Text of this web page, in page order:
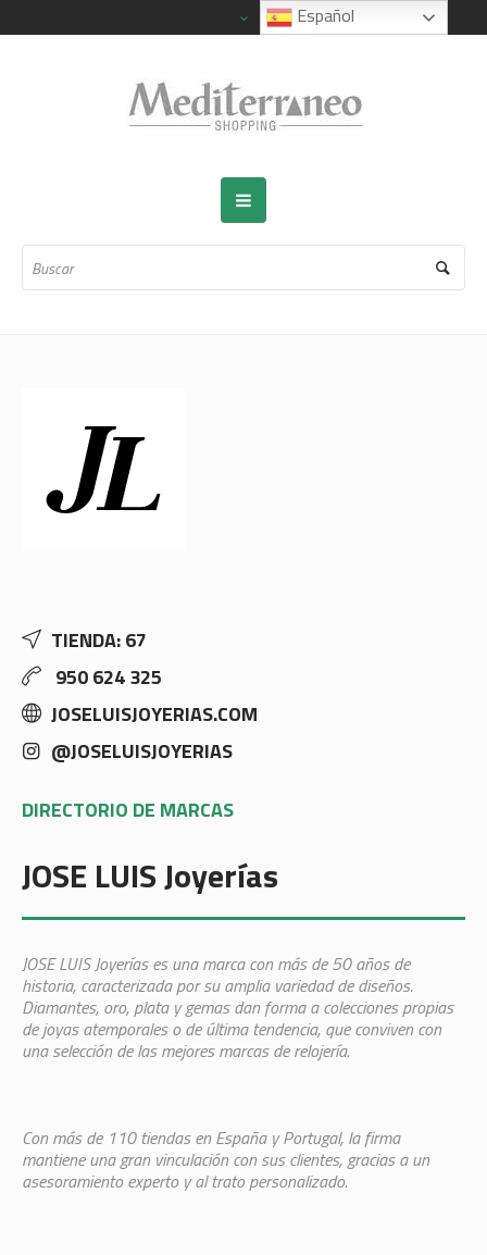
TIENDA: 67
950 624 325
JOSELUISJOYERIAS.COM
@JOSELUISJOYERIAS
DIRECTORIO DE MARCAS
JOSE LUIS Joyerías
JOSE LUIS Joyerías es una marca con más de 50 años de
historia, caracterizada por su amplia variedad de diseños.
Diamantes, oro, plata y gemas dan forma a colecciones propias
de joyas atemporales o de última tendencia, que conviven con
una selección de las mejores marcas de relojería.
Con más de 110 tiendas en España y Portugal, la firma
mantiene una gran vinculación con sus clientes, gracias a un
asesoramiento experto y al trato personalizado.
Español